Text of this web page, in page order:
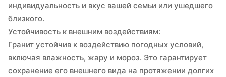
индивидуальность и вкус вашей семьи или ушедшего
близкого.
Устойчивость к внешним воздействиям:
Гранит устойчив к воздействию погодных условий,
включая влажность, жару и мороз. Это гарантирует
сохранение его внешнего вида на протяжении долгих